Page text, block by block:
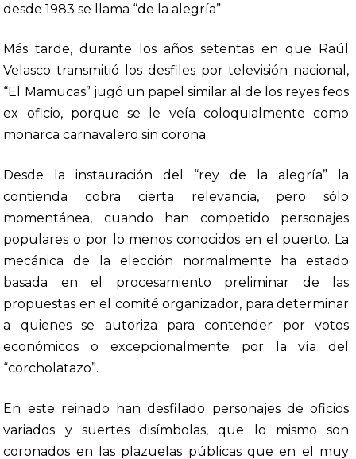
desde 1983 se llama “de la alegría”.
Más tarde, durante los años setentas en que Raúl
Velasco transmitió los desfiles por televisión nacional,
“El Mamucas” jugó un papel similar al de los reyes feos
ex oficio, porque se le veía coloquialmente como
monarca carnavalero sin corona.
Desde la instauración del “rey de la alegría” la
contienda cobra cierta relevancia, pero sólo
momentánea, cuando han competido personajes
populares o por lo menos conocidos en el puerto. La
mecánica de la elección normalmente ha estado
basada en el procesamiento preliminar de las
propuestas en el comité organizador, para determinar
a quienes se autoriza para contender por votos
económicos o excepcionalmente por la vía del
“corcholatazo”.
En este reinado han desfilado personajes de oficios
variados y suertes disímbolas, que lo mismo son
coronados en las plazuelas públicas que en el muy